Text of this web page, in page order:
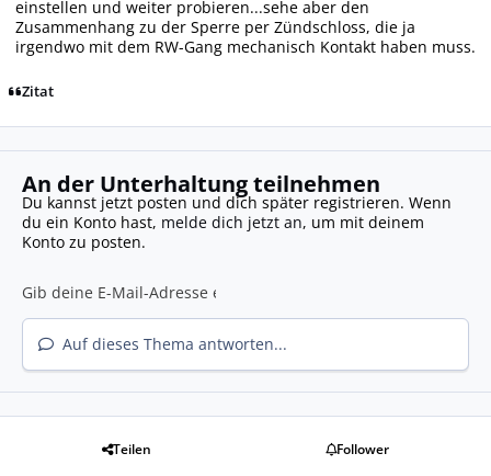
einstellen und weiter probieren...sehe aber den
Zusammenhang zu der Sperre per Zündschloss, die ja
irgendwo mit dem RW-Gang mechanisch Kontakt haben muss.
Zitat
An der Unterhaltung teilnehmen
Du kannst jetzt posten und dich später registrieren. Wenn
du ein Konto hast, melde dich jetzt an, um mit deinem
Konto zu posten.
Auf dieses Thema antworten...
Teilen Follower